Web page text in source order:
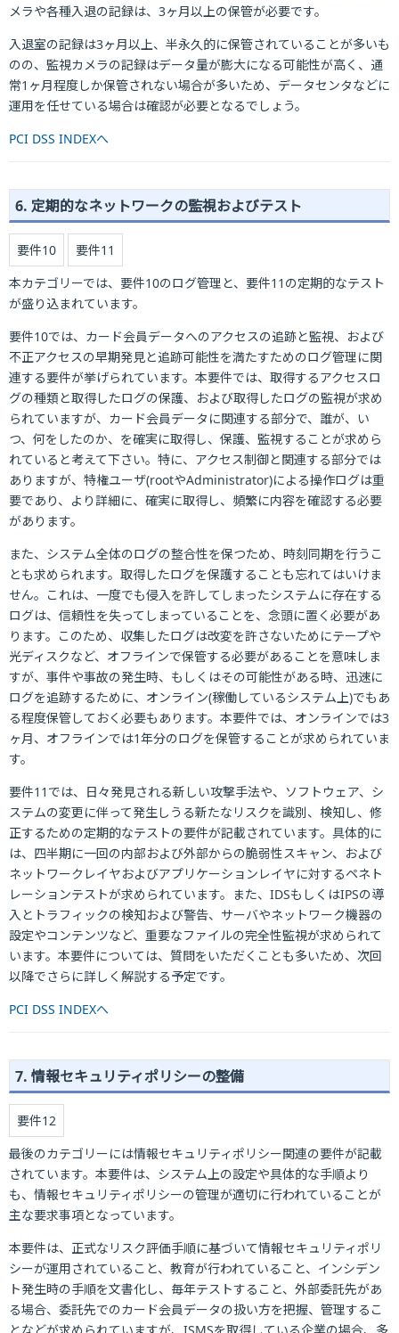
メラや各種入退の記録は、3ヶ月以上の保管が必要です。
入退室の記録は3ヶ月以上、半永久的に保管されていることが多いも
のの、監視カメラの記録はデータ量が膨大になる可能性が高く、通
常1ヶ月程度しか保管されない場合が多いため、データセンタなどに
運用を任せている場合は確認が必要となるでしょう。
PCI DSS INDEXへ
6. 定期的なネットワークの監視およびテスト
要件10
要件11
本カテゴリーでは、要件10のログ管理と、要件11の定期的なテスト
が盛り込まれています。
要件10では、カード会員データへのアクセスの追跡と監視、および
不正アクセスの早期発見と追跡可能性を満たすためのログ管理に関
連する要件が挙げられています。本要件では、取得するアクセスロ
グの種類と取得したログの保護、および取得したログの監視が求め
られていますが、カード会員データに関連する部分で、誰が、い
つ、何をしたのか、を確実に取得し、保護、監視することが求めら
れていると考えて下さい。特に、アクセス制御と関連する部分では
ありますが、特権ユーザ(rootやAdministrator)による操作ログは重
要であり、より詳細に、確実に取得し、頻繁に内容を確認する必要
があります。
また、システム全体のログの整合性を保つため、時刻同期を行うこ
とも求められます。取得したログを保護することも忘れてはいけま
せん。これは、一度でも侵入を許してしまったシステムに存在する
ログは、信頼性を失ってしまっていることを、念頭に置く必要があ
ります。このため、収集したログは改変を許さないためにテープや
光ディスクなど、オフラインで保管する必要があることを意味しま
すが、事件や事故の発生時、もしくはその可能性がある時、迅速に
ログを追跡するために、オンライン(稼働しているシステム上)でもあ
る程度保管しておく必要もあります。本要件では、オンラインでは3
ヶ月、オフラインでは1年分のログを保管することが求められていま
す。
要件11では、日々発見される新しい攻撃手法や、ソフトウェア、シ
ステムの変更に伴って発生しうる新たなリスクを識別、検知し、修
正するための定期的なテストの要件が記載されています。具体的に
は、四半期に一回の内部および外部からの脆弱性スキャン、および
ネットワークレイヤおよびアプリケーションレイヤに対するペネト
レーションテストが求められています。また、IDSもしくはIPSの導
入とトラフィックの検知および警告、サーバやネットワーク機器の
設定やコンテンツなど、重要なファイルの完全性監視が求められて
います。本要件については、質問をいただくことも多いため、次回
以降でさらに詳しく解説する予定です。
PCI DSS INDEXへ
7. 情報セキュリティポリシーの整備
要件12
最後のカテゴリーには情報セキュリティポリシー関連の要件が記載
されています。本要件は、システム上の設定や具体的な手順より
も、情報セキュリティポリシーの管理が適切に行われていることが
主な要求事項となっています。
本要件は、正式なリスク評価手順に基づいて情報セキュリティポリ
シーが運用されていること、教育が行われていること、インシデン
ト発生時の手順を文書化し、毎年テストすること、外部委託先があ
る場合、委託先でのカード会員データの扱い方を把握、管理するこ